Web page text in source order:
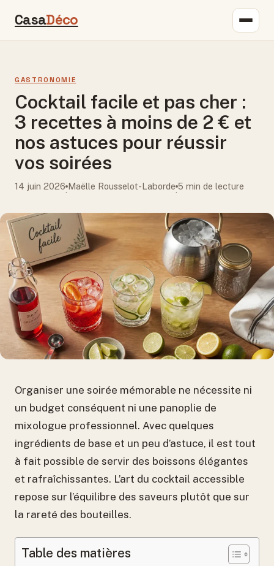
CasaDéco
GASTRONOMIE
Cocktail facile et pas cher :
3 recettes à moins de 2 € et
nos astuces pour réussir
vos soirées
14 juin 2026
·
Maëlle Rousselot-Laborde
·
5 min de lecture
Organiser une soirée mémorable ne nécessite ni
un budget conséquent ni une panoplie de
mixologue professionnel. Avec quelques
ingrédients de base et un peu d’astuce, il est tout
à fait possible de servir des boissons élégantes
et rafraîchissantes. L’art du cocktail accessible
repose sur l’équilibre des saveurs plutôt que sur
la rareté des bouteilles.
Table des matières